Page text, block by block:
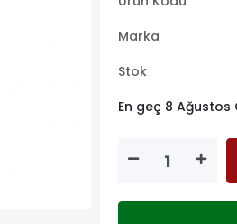
Marka
Stok
En geç 8